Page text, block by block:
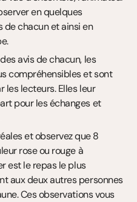
en quelques
de chacun et ainsi en
avis de chacun, les
compréhensibles et sont
les lecteurs. Elles leur
pour les échanges et
et observez que 8
rose ou rouge à
est le repas le plus
aux deux autres personnes
Ces observations vous